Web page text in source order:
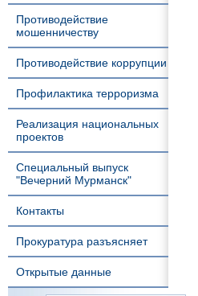
Противодействие
мошенничеству
Противодействие коррупции
Профилактика терроризма
Реализация национальных
проектов
Специальный выпуск
"Вечерний Мурманск"
Контакты
Прокуратура разъясняет
Открытые данные